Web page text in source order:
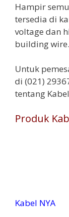
Hampir
tersedia di
voltage dan
building wire.
Untuk
di (021)
tentang
Produk
Kabel NYA